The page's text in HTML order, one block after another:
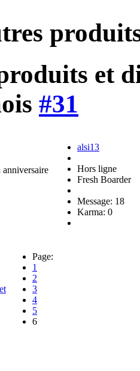
et
#31
alsi13
Hors ligne
Fresh Boarder
Message: 18
Karma: 0
Page:
1
2
3
4
5
6